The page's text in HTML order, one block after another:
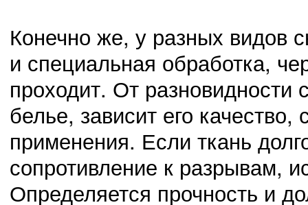
Конечно же, у разных видов
и специальная обработка,
проходит. От разновидности
белье, зависит его качество,
применения. Если ткань
сопротивление к разрывам,
Определяется прочность и